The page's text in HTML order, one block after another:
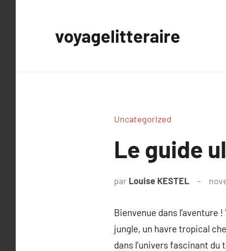
voyagelitteraire
Uncategorized
Le guide
par Louise KESTEL
Bienvenue dans l’aventure
jungle, un havre tropical
dans l’univers fascinant